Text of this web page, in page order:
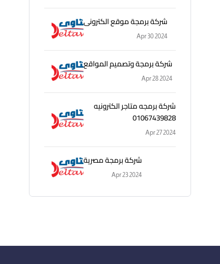
شركة برمجة موقع الكترونى
Apr 30 2024
شركة برمجة وتصميم المواقع
Apr 28 2024
شركة برمجه متاجر الكترونيه
01067439828
Apr 27 2024
شركة برمجة مصرية
Apr 23 2024